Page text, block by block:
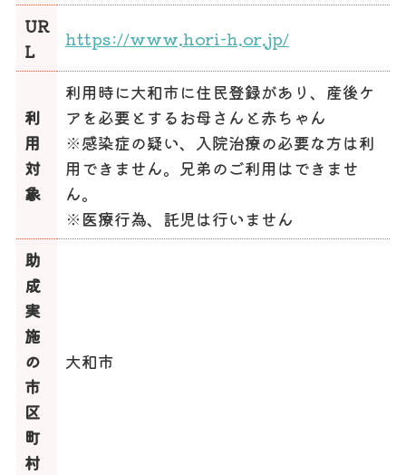
UR
L
https://www.hori-h.or.jp/
利
用
対
象
利用時に大和市に住民登録があり、産後ケ
アを必要とするお母さんと赤ちゃん
※感染症の疑い、入院治療の必要な方は利
用できません。兄弟のご利用はできませ
ん。
※医療行為、託児は行いません
助
成
実
施
の
市
区
町
村
大和市